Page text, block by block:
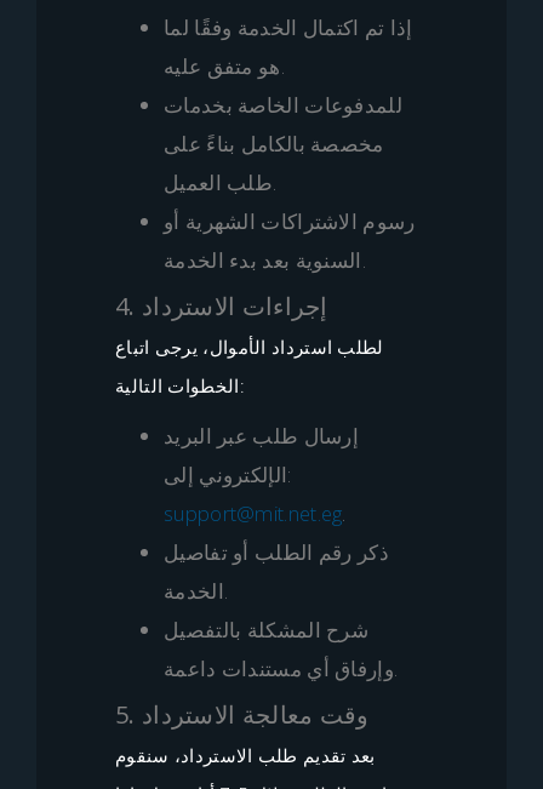
إذا تم اكتمال الخدمة وفقًا لما
هو متفق عليه.
للمدفوعات الخاصة بخدمات
مخصصة بالكامل بناءً على
طلب العميل.
رسوم الاشتراكات الشهرية أو
السنوية بعد بدء الخدمة.
4. إجراءات الاسترداد
لطلب استرداد الأموال، يرجى اتباع
الخطوات التالية:
إرسال طلب عبر البريد
الإلكتروني إلى:
support@mit.net.eg.
ذكر رقم الطلب أو تفاصيل
الخدمة.
شرح المشكلة بالتفصيل
وإرفاق أي مستندات داعمة.
5. وقت معالجة الاسترداد
بعد تقديم طلب الاسترداد، سنقوم